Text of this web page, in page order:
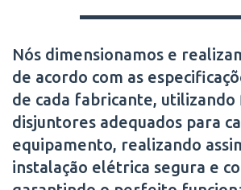
Nós dimensionamos e
de acordo com as
de cada fabricante, utilizando
disjuntores adequados para
equipamento, realizando
instalação elétrica segura e